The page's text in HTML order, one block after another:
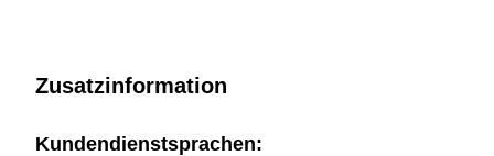
Zusatzinformation
Kundendienstsprachen: